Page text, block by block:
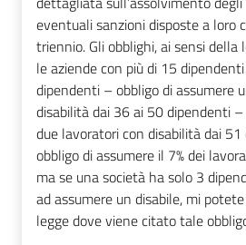
eventuali sanzioni disposte a loro
triennio. Gli obblighi, ai sensi
le aziende con più di 15
dipendenti – obbligo di assumere
disabilità dai 36 ai 50 dipendenti
due lavoratori con disabilità dai
obbligo di assumere il 7% dei
ma se una società ha solo 3
ad assumere un disabile, mi
legge dove viene citato tale